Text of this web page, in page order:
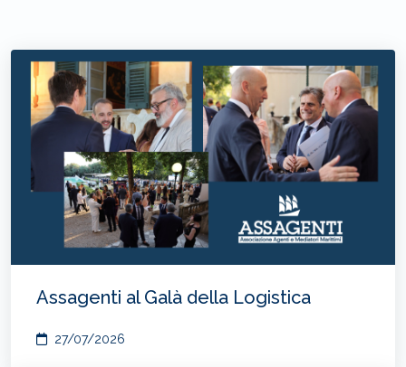
Assagenti al Galà della Logistica
27/07/2026